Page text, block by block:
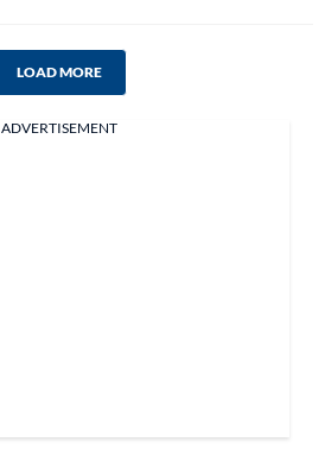
LOAD MORE
ADVERTISEMENT